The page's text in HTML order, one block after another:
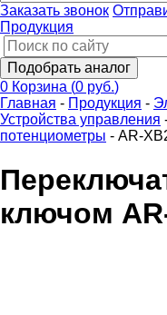
Заказать звонок
Продукция
Подобрать аналог
0 Корзина (0 руб.)
Главная - Продукция -
Устройства управления
потенциометры - AR-
ключом